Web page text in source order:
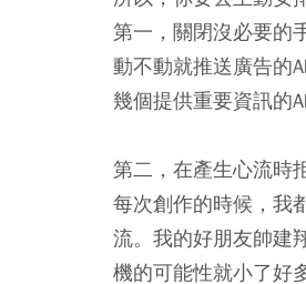
第一，關閉沒必要的
動不動就推送廣告的
幾個提供重要資訊的
第二，在產生心流時
每次創作的時候，我
流。我的好朋友帥建
機的可能性就小了好多